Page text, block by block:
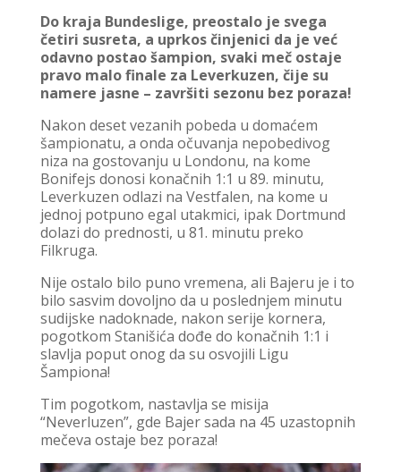
Do kraja Bundeslige, preostalo je svega
četiri susreta, a uprkos činjenici da je već
odavno postao šampion, svaki meč ostaje
pravo malo finale za Leverkuzen, čije su
namere jasne – završiti sezonu bez poraza!
Nakon deset vezanih pobeda u domaćem
šampionatu, a onda očuvanja nepobedivog
niza na gostovanju u Londonu, na kome
Bonifejs donosi konačnih 1:1 u 89. minutu,
Leverkuzen odlazi na Vestfalen, na kome u
jednoj potpuno egal utakmici, ipak Dortmund
dolazi do prednosti, u 81. minutu preko
Filkruga.
Nije ostalo bilo puno vremena, ali Bajeru je i to
bilo sasvim dovoljno da u poslednjem minutu
sudijske nadoknade, nakon serije kornera,
pogotkom Stanišića dođe do konačnih 1:1 i
slavlja poput onog da su osvojili Ligu
Šampiona!
Tim pogotkom, nastavlja se misija
“Neverluzen”, gde Bajer sada na 45 uzastopnih
mečeva ostaje bez poraza!